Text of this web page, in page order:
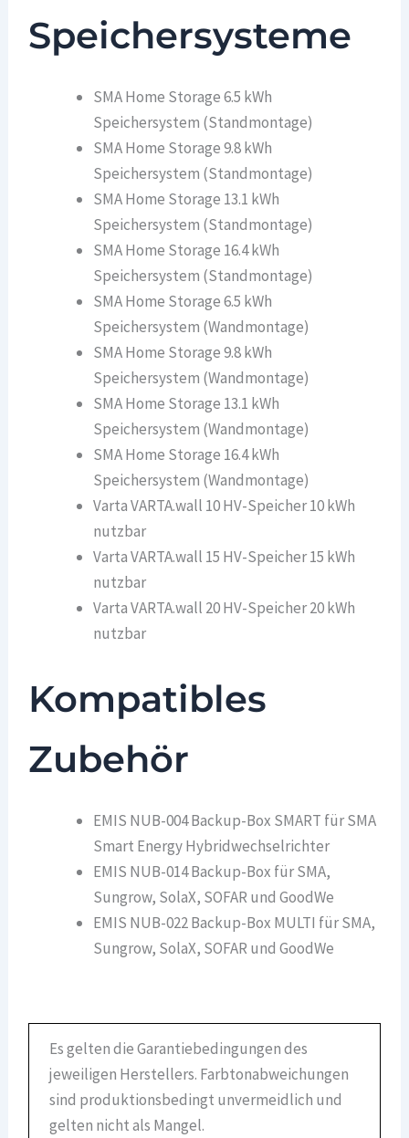
Speichersysteme
SMA Home Storage 6.5 kWh
Speichersystem (Standmontage)
SMA Home Storage 9.8 kWh
Speichersystem (Standmontage)
SMA Home Storage 13.1 kWh
Speichersystem (Standmontage)
SMA Home Storage 16.4 kWh
Speichersystem (Standmontage)
SMA Home Storage 6.5 kWh
Speichersystem (Wandmontage)
SMA Home Storage 9.8 kWh
Speichersystem (Wandmontage)
SMA Home Storage 13.1 kWh
Speichersystem (Wandmontage)
SMA Home Storage 16.4 kWh
Speichersystem (Wandmontage)
Varta VARTA.wall 10 HV-Speicher 10 kWh
nutzbar
Varta VARTA.wall 15 HV-Speicher 15 kWh
nutzbar
Varta VARTA.wall 20 HV-Speicher 20 kWh
nutzbar
Kompatibles
Zubehör
EMIS NUB-004 Backup-Box SMART für SMA
Smart Energy Hybridwechselrichter
EMIS NUB-014 Backup-Box für SMA,
Sungrow, SolaX, SOFAR und GoodWe
EMIS NUB-022 Backup-Box MULTI für SMA,
Sungrow, SolaX, SOFAR und GoodWe
Es gelten die Garantiebedingungen des
jeweiligen Herstellers. Farbtonabweichungen
sind produktionsbedingt unvermeidlich und
gelten nicht als Mangel.